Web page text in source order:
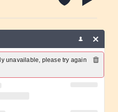
Report a problem
unavailable, please try again